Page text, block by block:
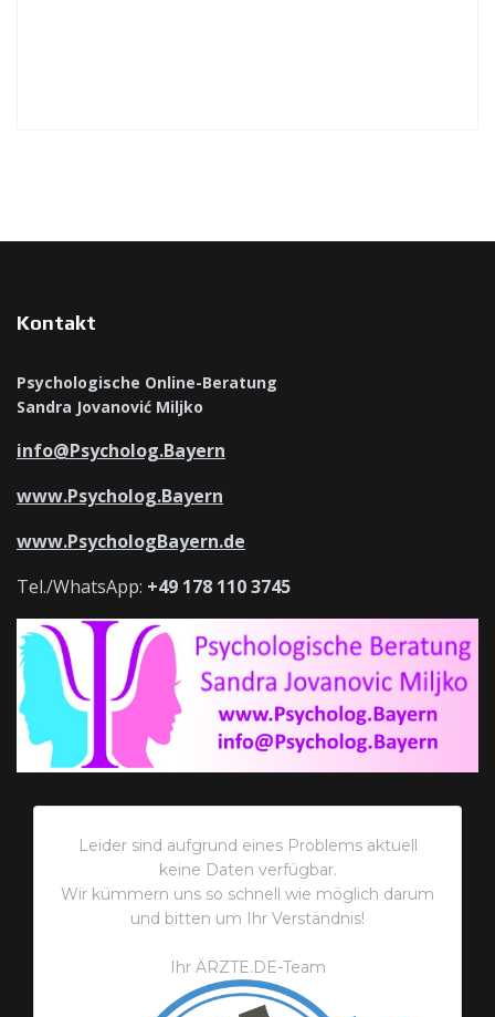
Kontakt
Psychologische Online-Beratung
Sandra Jovanović Miljko
info@Psycholog.Bayern
www.Psycholog.Bayern
www.PsychologBayern.de
Tel./WhatsApp: +49 178 110 3745
Leider sind aufgrund eines Problems aktuell
keine Daten verfügbar.
Wir kümmern uns so schnell wie möglich darum
und bitten um Ihr Verständnis!
Ihr ÄRZTE.DE-Team